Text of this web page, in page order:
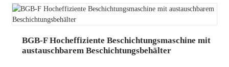
BGB-F Hocheffiziente Beschichtungsmaschine mit
austauschbarem Beschichtungsbehälter